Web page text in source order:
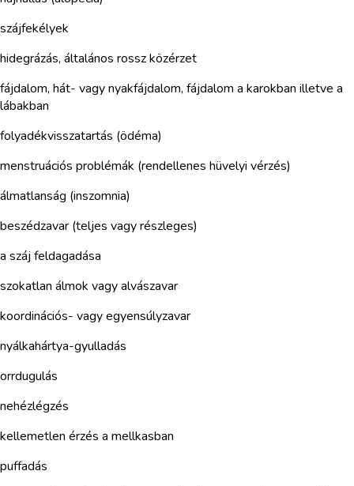
szájfekélyek
hidegrázás, általános rossz közérzet
fájdalom, hát- vagy nyakfájdalom, fájdalom a karokban illetve a
lábakban
folyadékvisszatartás (ödéma)
menstruációs problémák (rendellenes hüvelyi vérzés)
álmatlanság (inszomnia)
beszédzavar (teljes vagy részleges)
a száj feldagadása
szokatlan álmok vagy alvászavar
koordinációs- vagy egyensúlyzavar
nyálkahártya-gyulladás
orrdugulás
nehézlégzés
kellemetlen érzés a mellkasban
puffadás